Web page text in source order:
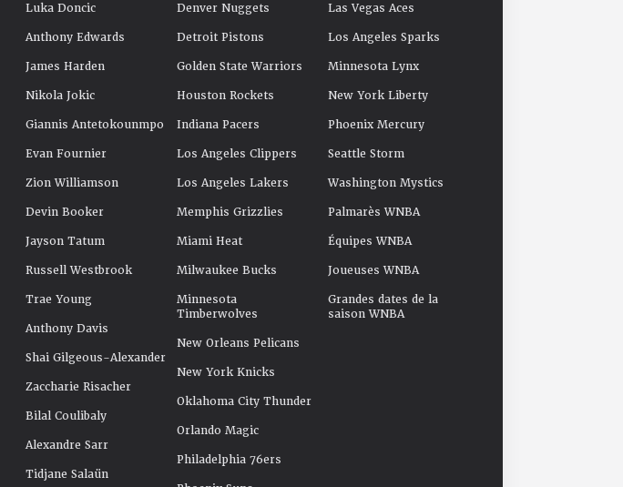
Luka Doncic
Anthony Edwards
James Harden
Nikola Jokic
Giannis Antetokounmpo
Evan Fournier
Zion Williamson
Devin Booker
Jayson Tatum
Russell Westbrook
Trae Young
Anthony Davis
Shai Gilgeous-Alexander
Zaccharie Risacher
Bilal Coulibaly
Alexandre Sarr
Tidjane Salaün
Denver Nuggets
Detroit Pistons
Golden State Warriors
Houston Rockets
Indiana Pacers
Los Angeles Clippers
Los Angeles Lakers
Memphis Grizzlies
Miami Heat
Milwaukee Bucks
Minnesota
Timberwolves
New Orleans Pelicans
New York Knicks
Oklahoma City Thunder
Orlando Magic
Philadelphia 76ers
Las Vegas Aces
Los Angeles Sparks
Minnesota Lynx
New York Liberty
Phoenix Mercury
Seattle Storm
Washington Mystics
Palmarès WNBA
Équipes WNBA
Joueuses WNBA
Grandes dates de la
saison WNBA